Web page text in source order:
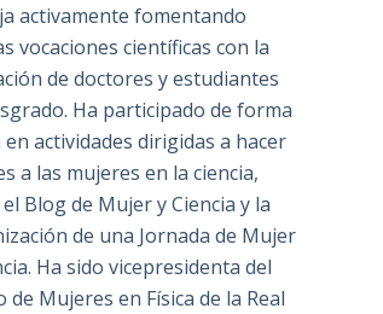
activamente fomentando
vocaciones científicas con la
de doctores y estudiantes
Ha participado de forma
en actividades dirigidas a hacer
a las mujeres en la ciencia,
Blog de Mujer y Ciencia y la
de una Jornada de Mujer
Ha sido vicepresidenta del
de Mujeres en Física de la Real